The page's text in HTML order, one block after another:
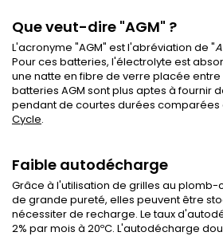
Que veut-dire "AGM" ?
L'acronyme "AGM" est l'abréviation de "
Pour ces batteries, l'électrolyte est
une natte en fibre de verre placée entre
batteries AGM sont plus aptes à fournir
pendant de courtes durées comparées
Cycle.
Faible autodécharge
Grâce à l'utilisation de grilles au
de grande pureté, elles peuvent être
nécessiter de recharge. Le taux
2% par mois à 20ºC. L'autodécharge